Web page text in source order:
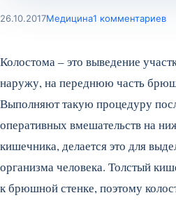
26.10.2017Медицина1 комментариев
Колостома – это выведение
наружу, на переднюю часть
Выполняют такую процедуру
оперативных вмешательств на
кишечника, делается это для
организма человека. Толстый
к брюшной стенке, поэтому